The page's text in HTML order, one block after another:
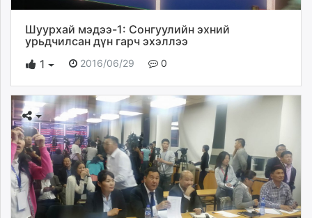
Шуурхай мэдээ-1: Сонгуулийн эхний
урьдчилсан дүн гарч эхэллээ
1
2016/06/29 0